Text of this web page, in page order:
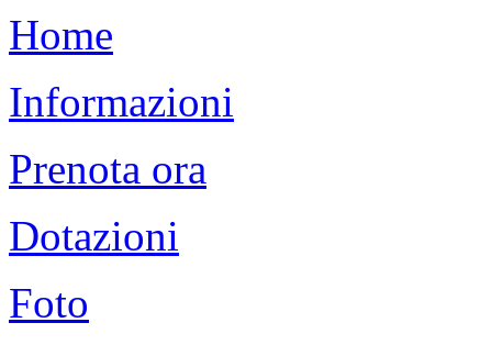
Home
Informazioni
Prenota ora
Dotazioni
Foto